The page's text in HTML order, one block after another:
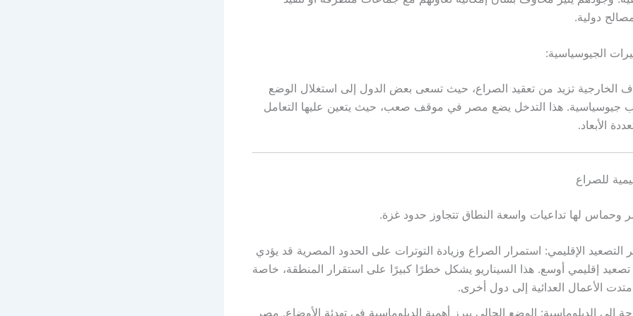
دولية.
الجيوسياسية:
الخارجية تزيد من تعقيد الصراع، حيث تسعى بعض الدول إلى استغلال الوضع
جيوسياسية. هذا التدخل يضع مصر في موقف صعب، حيث يتعين عليها التعامل
الأبعاد.
للصراع
وحماس لها تداعيات واسعة النطاق تتجاوز حدود غزة.
الإقليمي: استمرار الصراع وزيادة التوترات على الحدود المصرية قد يؤدي
تصعيد إقليمي أوسع. هذا السيناريو يشكل خطرًا كبيرًا على استقرار المنطقة، خاصة
الأعمال العدائية إلى دول أخرى.
إلى الدبلوماسية: الوضع الحالي يبرز أهمية الدبلوماسية في تهدئة الأوضاع. مصر